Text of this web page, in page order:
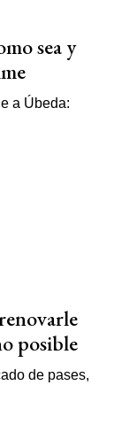
sea y
posible